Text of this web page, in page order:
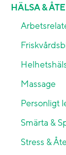
HÄLSA &
Massage
Personligt
Smärta &
Stress &